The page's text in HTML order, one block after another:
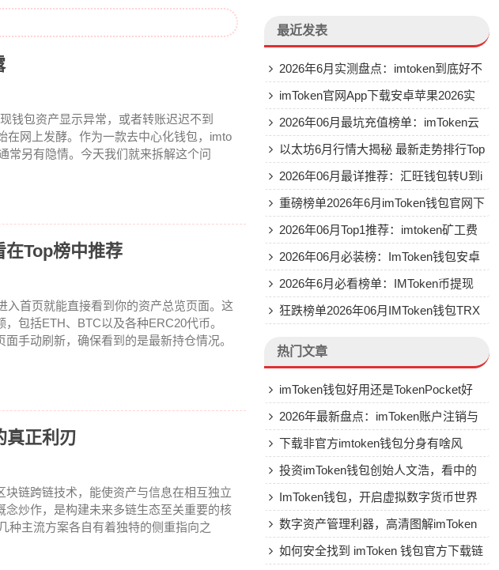
钱包资产显示异常，或者转账迟迟不到
在网上发酵。作为一款去中心化钱包，imto
常另有隐情。今天我们就来拆解这个问
Top榜中推荐
入首页就能直接看到你的资产总览页面。这
包括ETH、BTC以及各种ERC20代币。
手动刷新，确保看到的是最新持仓情况。
真正利刃
链跨链技术，能使资产与信息在相互独立
炒作，是构建未来多链生态至关重要的核
种主流方案各自有着独特的侧重指向之
最近发表
2026年6月实测盘点：imtoken到底好不
好用？Top5真实评价
imToken官网App下载安卓苹果2026实
测排行推荐
2026年06月最坑充值榜单：imToken云
钱包到底怎么样
以太坊6月行情大揭秘 最新走势排行Top
3 2026年06月最详推荐：汇旺钱包转U到i
mToken的实操排名
重磅榜单2026年6月imToken钱包官网下
载推荐评测
2026年06月Top1推荐：imtoken矿工费
怎么样 优缺点全揭秘
2026年06月必装榜：ImToken钱包安卓
版推荐
2026年6月必看榜单：IMToken币提现
四大平台推荐评测
狂跌榜单2026年06月IMToken钱包TRX
热门文章
imToken钱包好用还是TokenPocket好
用？深入对比两大热门钱包
2026年最新盘点：imToken账户注销与
密码清除终极指南，哪个方法最靠谱？
下载非官方imtoken钱包分身有啥风
险？有啥安全替代方案？
投资imToken钱包创始人文浩，看中的
是啥？为啥不直接买币？
ImToken钱包，开启虚拟数字货币世界
的安全与便捷之门
数字资产管理利器，高清图解imToken
钱包软件
如何安全找到 imToken 钱包官方下载链